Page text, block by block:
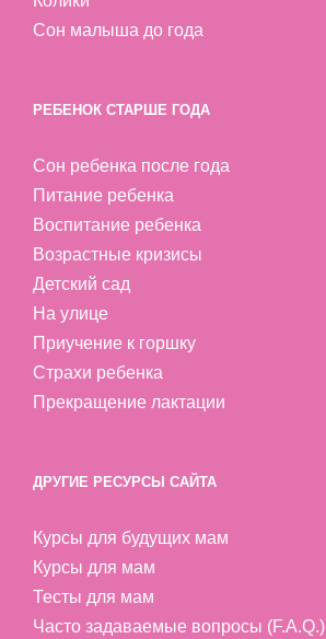
Сон малыша до года
РЕБЕНОК СТАРШЕ ГОДА
Сон ребенка после года
Питание ребенка
Воспитание ребенка
Возрастные кризисы
Детский сад
На улице
Приучение к горшку
Страхи ребенка
Прекращение лактации
ДРУГИЕ РЕСУРСЫ САЙТА
Курсы для будущих мам
Курсы для мам
Тесты для мам
Часто задаваемые вопросы (F.A.Q.)